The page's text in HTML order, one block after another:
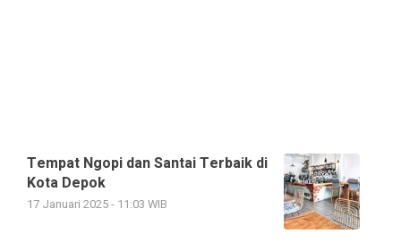
Tempat Ngopi dan Santai Terbaik di
Kota Depok
17 Januari 2025 - 11:03 WIB